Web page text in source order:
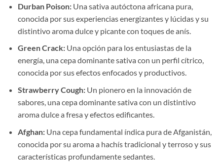
Durban Poison:Una sativa autóctona africana pura,
conocida por sus experiencias energizantes y lúcidas y su
distintivo aroma dulce y picante con toques de anís.
Green Crack:Una opción para los entusiastas de la
energía, una cepa dominante sativa con un perfil cítrico,
conocida por sus efectos enfocados y productivos.
Strawberry Cough:Un pionero en la innovación de
sabores, una cepa dominante sativa con un distintivo
aroma dulce a fresa y efectos edificantes.
Afghan:Una cepa fundamental índica pura de Afganistán,
conocida por su aroma a hachís tradicional y terroso y sus
características profundamente sedantes.